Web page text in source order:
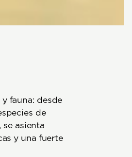
fauna: desde
de
asienta
y una fuerte